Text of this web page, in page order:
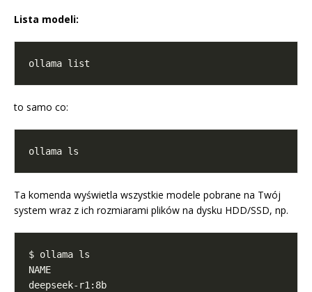
Lista modeli:
to samo co:
Ta komenda wyświetla wszystkie modele pobrane na Twój
system wraz z ich rozmiarami plików na dysku HDD/SSD, np.
deepseek-r1:8b